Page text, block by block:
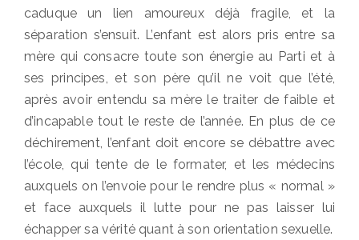
caduque un lien amoureux déjà fragile, et la
séparation s’ensuit. L’enfant est alors pris entre sa
mère qui consacre toute son énergie au Parti et à
ses principes, et son père qu’il ne voit que l’été,
après avoir entendu sa mère le traiter de faible et
d’incapable tout le reste de l’année. En plus de ce
déchirement, l’enfant doit encore se débattre avec
l’école, qui tente de le formater, et les médecins
auxquels on l’envoie pour le rendre plus « normal »
et face auxquels il lutte pour ne pas laisser lui
échapper sa vérité quant à son orientation sexuelle.